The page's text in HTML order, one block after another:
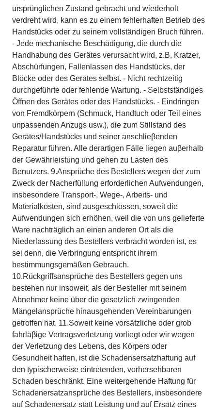
ursprünglichen Zustand gebracht und wiederholt
verdreht wird, kann es zu einem fehlerhaften Betrieb des
Handstücks oder zu seinem vollständigen Bruch führen.
- Jede mechanische Beschädigung, die durch die
Handhabung des Gerätes verursacht wird, z.B. Kratzer,
Abschürfungen, Fallenlassen des Handstücks, der
Blöcke oder des Gerätes selbst. - Nicht rechtzeitig
durchgeführte oder fehlende Wartung. - Selbstständiges
Öffnen des Gerätes oder des Handstücks. - Eindringen
von Fremdkörpern (Schmuck, Handtuch oder Teil eines
unpassenden Anzugs usw.), die zum Stillstand des
Gerätes/Handstücks und seiner anschlieβenden
Reparatur führen. Alle derartigen Fälle liegen auβerhalb
der Gewährleistung und gehen zu Lasten des
Benutzers. 9.Ansprüche des Bestellers wegen der zum
Zweck der Nacherfüllung erforderlichen Aufwendungen,
insbesondere Transport-, Wege-, Arbeits- und
Materialkosten, sind ausgeschlossen, soweit die
Aufwendungen sich erhöhen, weil die von uns gelieferte
Ware nachträglich an einen anderen Ort als die
Niederlassung des Bestellers verbracht worden ist, es
sei denn, die Verbringung entspricht ihrem
bestimmungsgemäßen Gebrauch.
10.Rückgriffsansprüche des Bestellers gegen uns
bestehen nur insoweit, als der Besteller mit seinem
Abnehmer keine über die gesetzlich zwingenden
Mängelansprüche hinausgehenden Vereinbarungen
getroffen hat. 11.Soweit keine vorsätzliche oder grob
fahrläβige Vertragsverletzung vorliegt oder wir wegen
der Verletzung des Lebens, des Körpers oder
Gesundheit haften, ist die Schadensersatzhaftung auf
den typischerweise eintretenden, vorhersehbaren
Schaden beschränkt. Eine weitergehende Haftung für
Schadenersatzansprüche des Bestellers, insbesondere
auf Schadenersatz statt Leistung und auf Ersatz eines